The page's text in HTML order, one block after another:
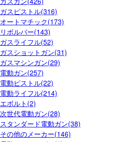
ガスピストル(316)
オートマチック(173)
リボルバー(143)
ガスライフル(52)
ガスショットガン(31)
ガスマシンガン(29)
電動ガン(257)
電動ピストル(22)
電動ライフル(214)
エボルト(2)
次世代電動ガン(28)
スタンダード電動ガン(38)
その他のメーカー(146)